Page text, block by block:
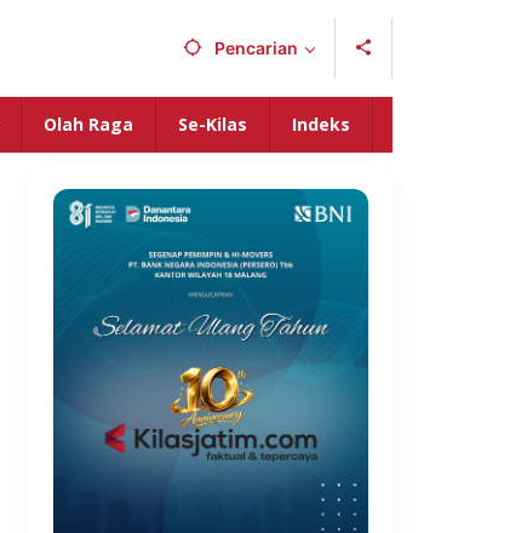
Pencarian
Olah Raga Se-Kilas Indeks